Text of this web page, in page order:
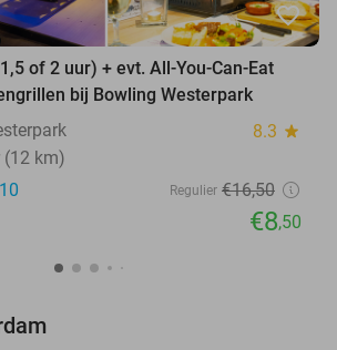
favorite_border
of 2 uur) + evt. All-You-Can-Eat
bij Bowling Westerpark
8.3 star
(12 km)
Regulier €16,50
€8,50